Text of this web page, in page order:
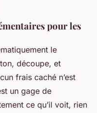
pour les
le
découpe, et
frais caché n’est
un gage de
ce qu’il voit, rien